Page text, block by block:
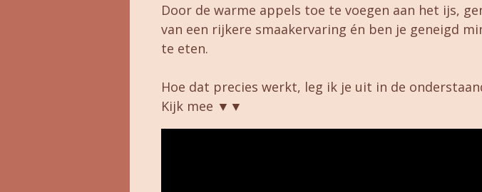
Door de warme appels toe te voegen aan het ijs,
van een rijkere smaakervaring én ben je geneigd
te eten.
Hoe dat precies werkt, leg ik je uit in de
Kijk mee ▼▼